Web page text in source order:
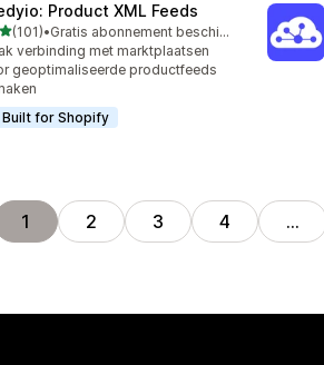
Product XML Feeds
van 5 sterren
(101)
recensies in totaal
•
Gratis abonnement beschikbaar
verbinding met marktplaatsen
geoptimaliseerde productfeeds
Built for Shopify
1 2 3 4 …